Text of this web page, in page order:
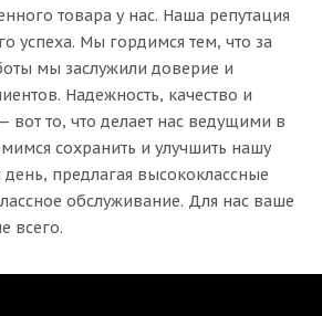
товара у нас. Наша репутация
успеха. Мы гордимся тем, что за
мы заслужили доверие и
Надежность, качество и
вот то, что делает нас ведущими в
сохранить и улучшить нашу
предлагая высококлассные
обслуживание. Для нас ваше
всего.